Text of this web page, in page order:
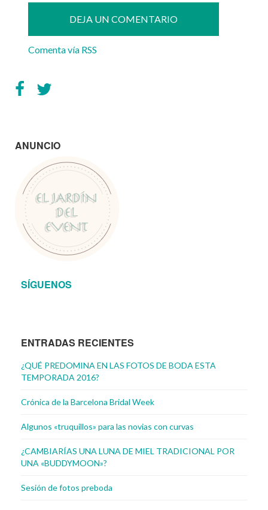
Comenta vía RSS
ANUNCIO
SÍGUENOS
ENTRADAS RECIENTES
¿QUÉ PREDOMINA EN LAS FOTOS DE BODA ESTA
TEMPORADA 2016?
Crónica de la Barcelona Bridal Week
Algunos «truquillos» para las novias con curvas
¿CAMBIARÍAS UNA LUNA DE MIEL TRADICIONAL POR
UNA «BUDDYMOON»?
Sesión de fotos preboda